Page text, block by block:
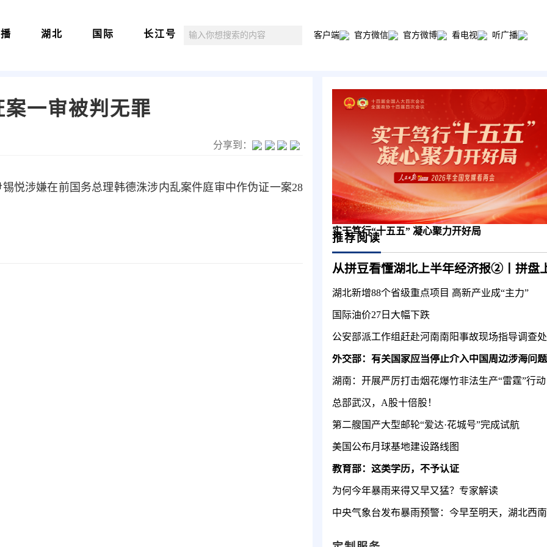
湖北 国际 长江号 客户端 官方微信 官方微博 看电视 听广播
一审被判无罪
分享到：
悦涉嫌在前国务总理韩德洙涉内乱案件庭审中作伪证一案28
实干笃行“十五五” 凝心聚力开好局
推荐阅读
湖北新增88个省级重点项目 高新产业成“主力”
国际油价27日大幅下跌
外交部：有关国家应当停止介入中国周边涉海问题
湖南：开展严厉打击烟花爆竹非法生产“雷霆”行动
总部武汉，A股十倍股！
第二艘国产大型邮轮“爱达·花城号”完成试航
美国公布月球基地建设路线图
教育部：这类学历，不予认证
为何今年暴雨来得又早又猛？专家解读